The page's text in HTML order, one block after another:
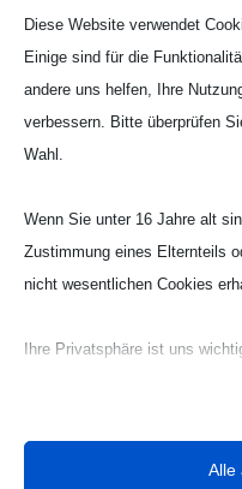
vom engsten
verbrachte er die
hielt aber über
Denn Rajan, mit
aus Indien an den
bekannt und
seines
Feuerwehr.
sein
Diese Website verwendet
Einige sind für die
andere uns helfen, Ihre
verbessern. Bitte überprüfen
Wahl.
Wenn Sie unter 16 Jahre alt
Zustimmung eines Elternteils
nicht wesentlichen Cookies
Ihre Privatsphäre ist uns
Sie können Ihre Präferenzen
Schaltfläche „Einstellungen“Alle